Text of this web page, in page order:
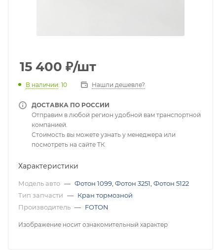
15 400 ₽/шт
В наличии: 10 Нашли дешевле?
ДОСТАВКА ПО РОССИИ
Отправим в любой регион удобной вам транспортной
компанией.
Стоимость вы можете узнать у менеджера или
посмотреть на сайте ТК
Характеристики
Модель авто — Фотон 1099 Фотон 3251 Фотон 5122
Тип запчасти — Кран тормозной
Производитель — FOTON
Изображение носит ознакомительный характер